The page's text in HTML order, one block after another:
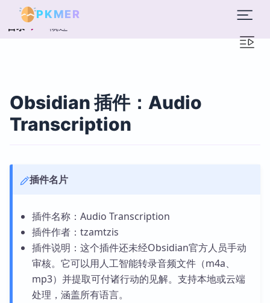
PKMER
目录 概述
Obsidian 插件：Audio
Transcription
插件名片
插件名称：Audio Transcription
插件作者：tzamtzis
插件说明：这个插件还未经Obsidian官方人员手动
审核。它可以用人工智能转录音频文件（m4a、
mp3）并提取可付诸行动的见解。支持本地或云端
处理，涵盖所有语言。